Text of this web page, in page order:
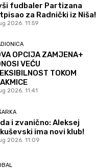
fudbaler Partizana
za Radnički iz Niša!
2026. 11:59
OPCIJA ZAMJENA+
VEĆU
TOKOM
2026. 11:41
i zvanično: Aleksej
ima novi klub!
2026. 11:09